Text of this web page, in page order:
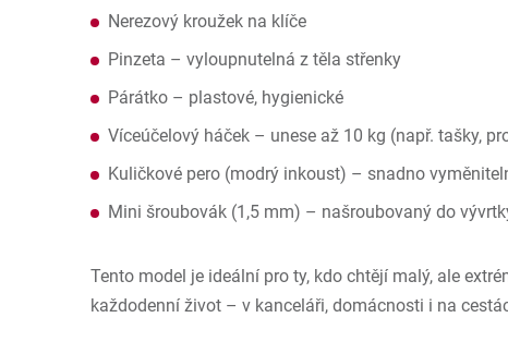
Nerezový kroužek na klíče
Pinzeta – vyloupnutelná z těla střenky
Párátko – plastové, hygienické
Víceúčelový háček – unese až 10 kg (např. tašky,
Kuličkové pero (modrý inkoust) – snadno
Mini šroubovák (1,5 mm) – našroubovaný do
Tento model je ideální pro ty, kdo chtějí malý, ale
každodenní život – v kanceláři, domácnosti i na